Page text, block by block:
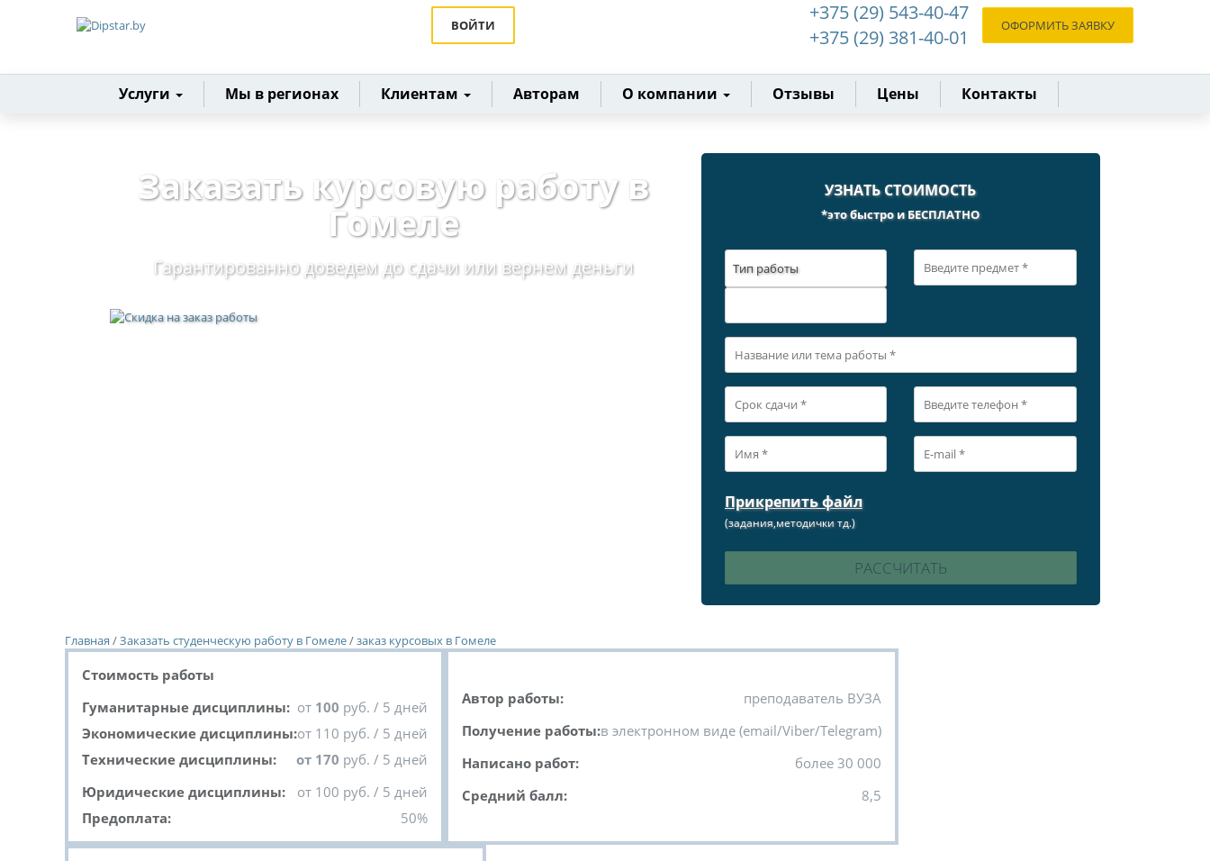
ВОЙТИ
+375 (29) 543-40-47
+375 (29) 381-40-01
ОФОРМИТЬ ЗАЯВКУ
Главная
Услуги Мы в регионах Клиентам Авторам О компании Отзывы Цены Контакты
Заказать курсовую работу в
Гомеле
Гарантированно доведем до сдачи или вернем деньги
УЗНАТЬ СТОИМОСТЬ
*это быстро и БЕСПЛАТНО
Тип работы
Прикрепить файл
(задания,методички тд.)
Главная /Заказать студенческую работу в Гомеле/заказ курсовых в Гомеле
Стоимость работы
Гуманитарные дисциплины: от 100 руб. / 5 дней
Экономические дисциплины:от 110 руб. / 5 дней
Технические дисциплины:
от 170 руб. / 5 дней
Юридические дисциплины:
от 100 руб. / 5 дней
Предоплата:
50%
Автор работы:
преподаватель ВУЗА
Получение работы:в электронном виде (email/Viber/Telegram)
Написано работ:
более 30 000
Средний балл:
8,5